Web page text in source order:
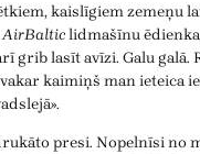
kaislīgiem zemeņu
AirBalticlidmašīnu
grib lasīt avīzi. Galu galā.
vakar kaimiņš man ieteica
presi. Nopelnīsi no